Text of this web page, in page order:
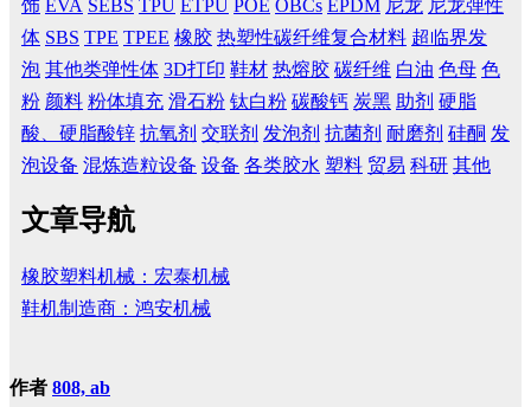
饰 EVA SEBS TPU ETPU POE OBCs EPDM 尼龙 尼龙弹性
体 SBS TPE TPEE 橡胶 热塑性碳纤维复合材料 超临界发
泡 其他类弹性体 3D打印 鞋材 热熔胶 碳纤维 白油 色母 色
粉 颜料 粉体填充 滑石粉 钛白粉 碳酸钙 炭黑 助剂 硬脂
酸、硬脂酸锌 抗氧剂 交联剂 发泡剂 抗菌剂 耐磨剂 硅酮 发
泡设备 混炼造粒设备 设备 各类胶水 塑料 贸易 科研 其他
文章导航
橡胶塑料机械：宏泰机械
鞋机制造商：鸿安机械
作者 808, ab